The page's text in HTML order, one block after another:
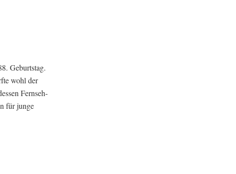
Geburtstag.
wohl der
Fernseh-
für junge